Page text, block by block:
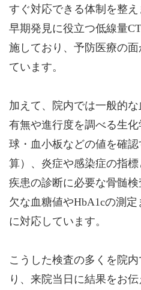
すぐ対応できる体制を整
早期発見に役立つ低線量
施しており、予防医療の
ています。
加えて、院内では一般的
有無や進行度を調べる生
球・血小板などの値を確
算）、炎症や感染症の指
疾患の診断に必要な骨髄
欠な血糖値やHbA1cの測
に対応しています。
こうした検査の多くを院
り、来院当日に結果をお